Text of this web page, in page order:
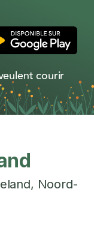
courir
, Noord-